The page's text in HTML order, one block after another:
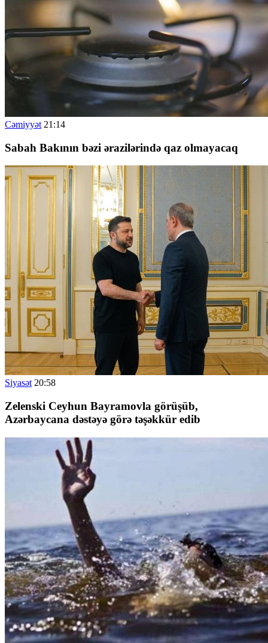
Cəmiyyət 21:14
Sabah Bakının bəzi ərazilərində qaz olmayacaq
Siyasət 20:58
Zelenski Ceyhun Bayramovla görüşüb,
Azərbaycana dəstəyə görə təşəkkür edib